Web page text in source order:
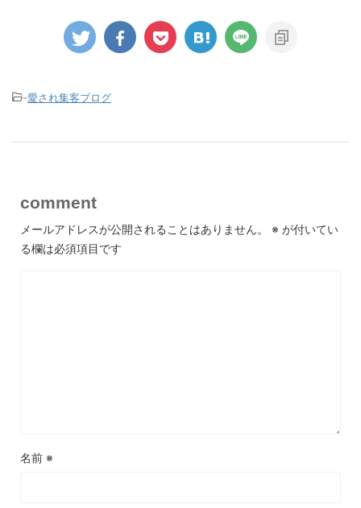
-愛され集客ブログ
comment
メールアドレスが公開されることはありません。 ※ が付いてい
る欄は必須項目です
名前 ※